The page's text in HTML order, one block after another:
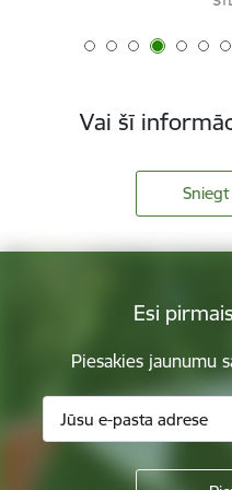
Vai šī
Esi
Piesakies jaunumu